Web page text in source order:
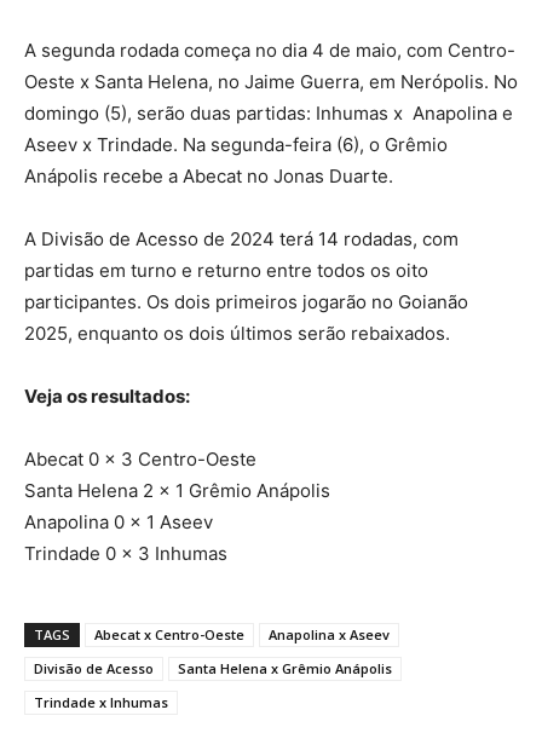
A segunda rodada começa no dia 4 de maio, com Centro-
Oeste x Santa Helena, no Jaime Guerra, em Nerópolis. No
domingo (5), serão duas partidas: Inhumas x Anapolina e
Aseev x Trindade. Na segunda-feira (6), o Grêmio
Anápolis recebe a Abecat no Jonas Duarte.
A Divisão de Acesso de 2024 terá 14 rodadas, com
partidas em turno e returno entre todos os oito
participantes. Os dois primeiros jogarão no Goianão
2025, enquanto os dois últimos serão rebaixados.
Veja os resultados:
Abecat 0 x 3 Centro-Oeste
Santa Helena 2 x 1 Grêmio Anápolis
Anapolina 0 x 1 Aseev
Trindade 0 x 3 Inhumas
TAGS Abecat x Centro-Oeste
Anapolina x Aseev
Divisão de Acesso
Santa Helena x Grêmio Anápolis
Trindade x Inhumas